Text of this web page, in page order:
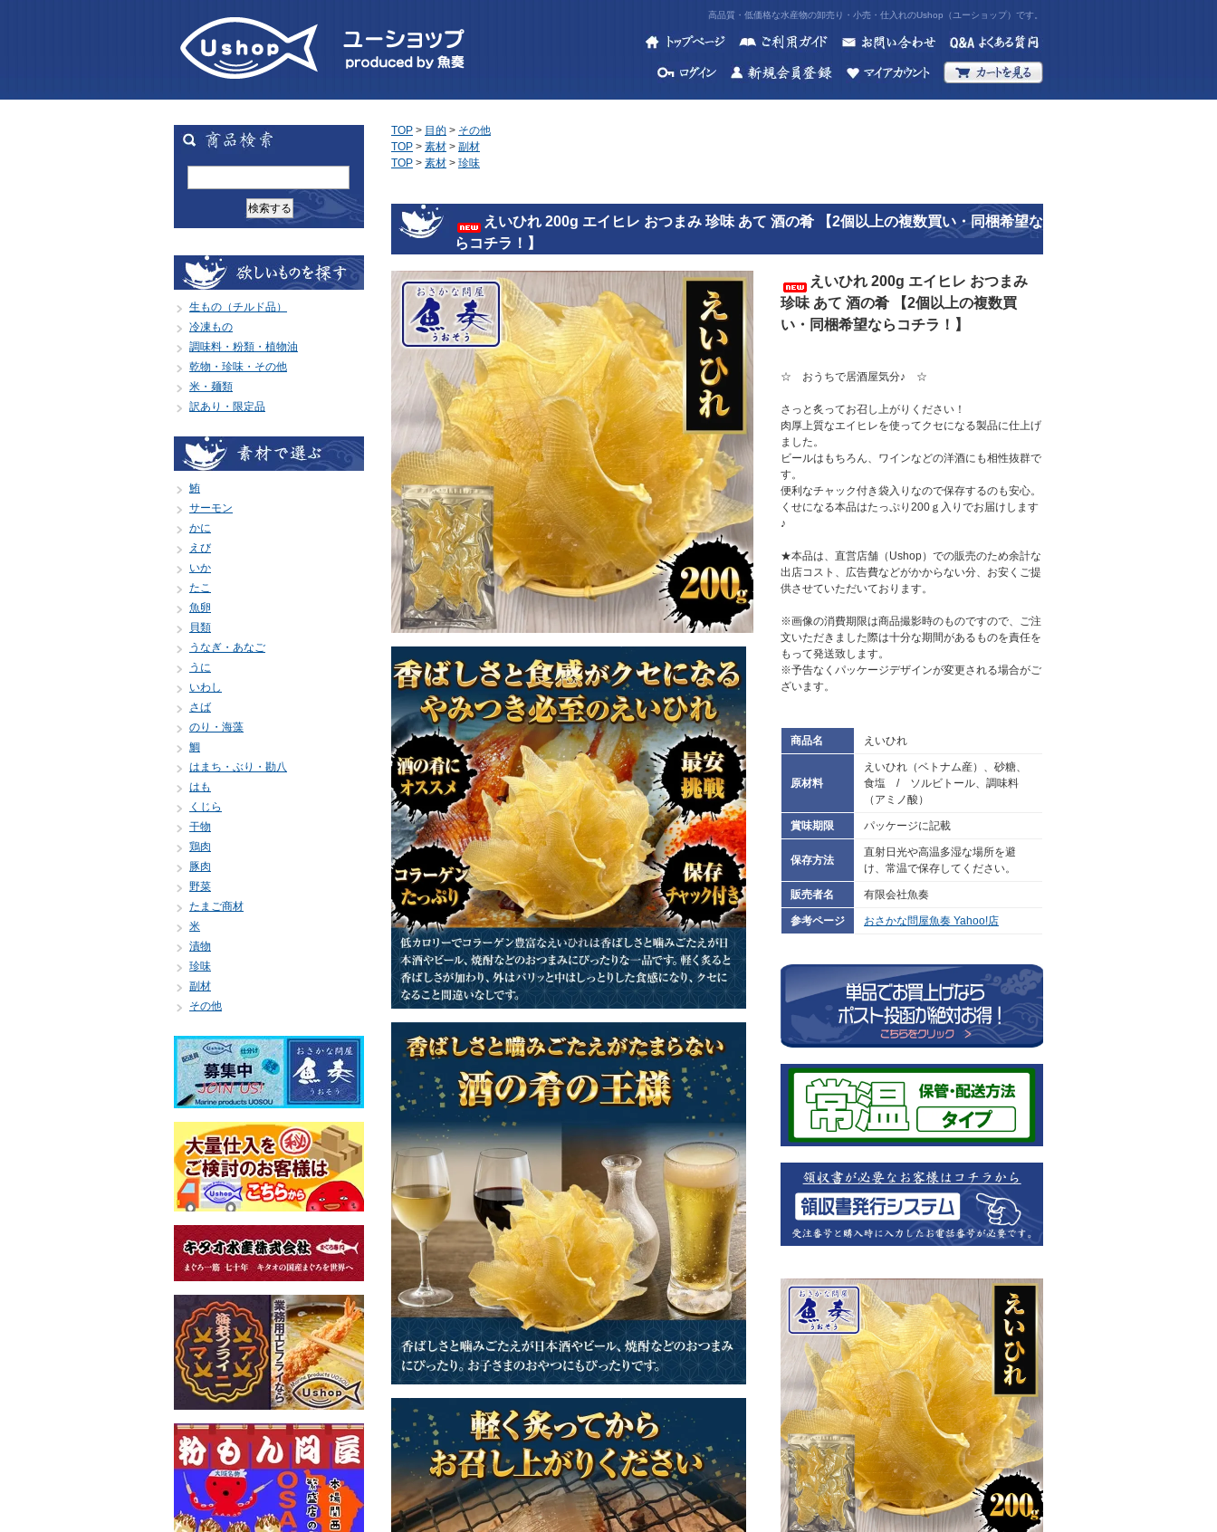
高品質・低価格な水産物の卸売り・小売・仕入れのUshop（ユーショップ）です。
生もの（チルド品）
冷凍もの
調味料・粉類・植物油
乾物・珍味・その他
米・麺類
訳あり・限定品
鮪
サーモン
かに
えび
いか
たこ
魚卵
貝類
うなぎ・あなご
うに
いわし
さば
のり・海藻
鯛
はまち・ぶり・勘八
はも
くじら
干物
鶏肉
豚肉
野菜
たまご商材
米
漬物
珍味
副材
その他
TOP > 目的 > その他
TOP > 素材 > 副材
TOP > 素材 > 珍味
えいひれ 200g エイヒレ おつまみ 珍味 あて 酒の肴 【2個以上の複数買い・同梱希望な
らコチラ！】
えいひれ 200g エイヒレ おつまみ
珍味 あて 酒の肴 【2個以上の複数買
い・同梱希望ならコチラ！】
☆ おうちで居酒屋気分♪ ☆
さっと炙ってお召し上がりください！
肉厚上質なエイヒレを使ってクセになる製品に仕上げ
ました。
ビールはもちろん、ワインなどの洋酒にも相性抜群で
す。
便利なチャック付き袋入りなので保存するのも安心。
くせになる本品はたっぷり200ｇ入りでお届けします
♪
★本品は、直営店舗（Ushop）での販売のため余計な
出店コスト、広告費などがかからない分、お安くご提
供させていただいております。
※画像の消費期限は商品撮影時のものですので、ご注
文いただきました際は十分な期間があるものを責任を
もって発送致します。
※予告なくパッケージデザインが変更される場合がご
ざいます。
商品名 えいひれ
原材料
えいひれ（ベトナム産）、砂糖、
食塩 / ソルビトール、調味料
（アミノ酸）
賞味期限 パッケージに記載
保存方法
直射日光や高温多湿な場所を避
け、常温で保存してください。
販売者名 有限会社魚奏
参考ページ おさかな問屋魚奏 Yahoo!店